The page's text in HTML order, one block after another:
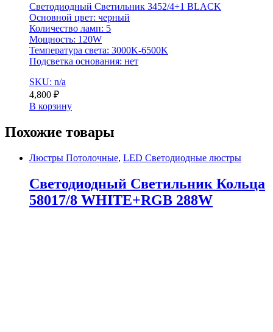
Светодиодный Светильник 3452/4+1 BLACK
Основной цвет: черный
Количество ламп: 5
Мощность: 120W
Температура света: 3000K-6500K
Подсветка основания: нет
SKU: n/a
4,800 ₽
В корзину
Похожие товары
Люстры Потолочные, LED Светодиодные люстры
Светодиодный Светильник Кольца
58017/8 WHITE+RGB 288W